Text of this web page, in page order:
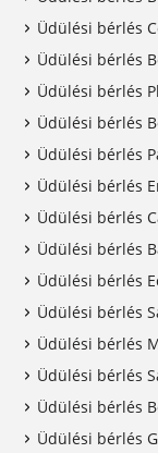
Üdülési bérlés
Üdülési bérlés
Üdülési bérlés
Üdülési bérlés
Üdülési bérlés
Üdülési bérlés
Üdülési bérlés
Üdülési bérlés
Üdülési bérlés
Üdülési bérlés
Üdülési bérlés
Üdülési bérlés
Üdülési bérlés
Üdülési bérlés